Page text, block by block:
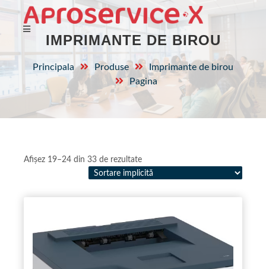
IMPRIMANTE DE BIROU
Principala Produse
Imprimante de birou
Pagina
Afișez 19–24 din 33 de rezultate